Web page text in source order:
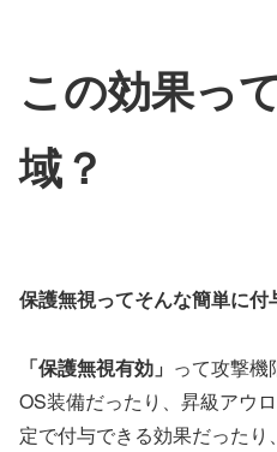
この効果っ
域？
保護無視ってそんな簡単に付
「保護無視有効」 って攻撃機
OS装備だったり、昇級アウ
定で付与できる効果だった